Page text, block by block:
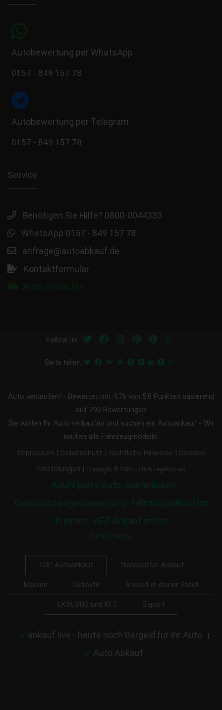
Autobewertung per WhatsApp
0157 - 849 157 78
Autobewertung per Telegram
0157 - 849 157 78
Service
Benötigen Sie Hilfe? 0800-0044333
WhatsApp 0157 - 849 157 78
anfrage@autoabkauf.de
Kontaktformular
Follow us:
Seite teilen:
Auto verkaufen! - Bewertet mit 4.76 von 5.0 Punkten basierend
auf 290 Bewertungen
Sie wollen Ihr Auto verkaufen und suchen ein Autoankauf - Wir
kaufen alle Fahrzeugmodelle.
Impressum | Datenschutz / rechtliche Hinweise | Cookies
Einstellungen | Copyright © 2005 - 2026 - egeMotors
Kaufe jedes Auto kostenlosen
Gebrauchtwagenbewertung Fahrzeugankauf im
Internet - KFZ-Ankauf online
Auto Events
TOP Autoankauf Transporter Ankauf
Marken Defekte Ankauf in deiner Stadt
LKW, BUS und KFZ Export
ankauf.live - heute noch Bargeld für Ihr Auto |
Auto Abkauf